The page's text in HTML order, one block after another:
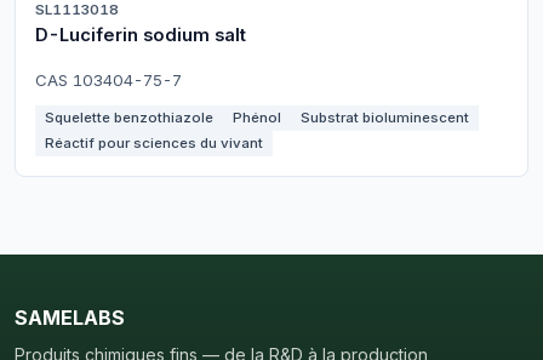
SL1113018
D-Luciferin sodium salt
CAS 103404-75-7
Squelette benzothiazole Phénol
Substrat bioluminescent
Réactif pour sciences du vivant
SAMELABS
Produits chimiques fins — de la R&D à la production